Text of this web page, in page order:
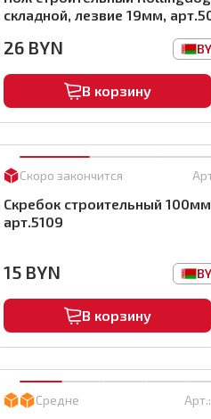
складной, лезвие 19мм,
26 BYN
В корзину
Скоро закончится
Скребок строительный
арт.5109
15 BYN
В корзину
Средне Арт.: